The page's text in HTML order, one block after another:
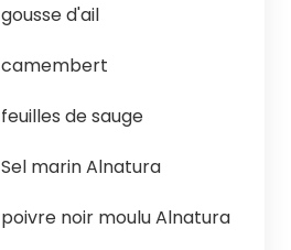
gousse d'ail
camembert
feuilles de sauge
Sel marin Alnatura
poivre noir moulu Alnatura